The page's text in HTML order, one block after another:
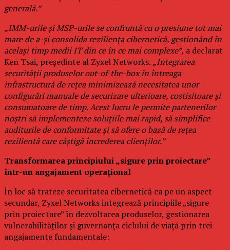
generală.”
„IMM-urile și MSP-urile se confruntă cu o presiune tot mai
mare de a-și consolida reziliența cibernetică, gestionând în
același timp medii IT din ce în ce mai complexe”, a declarat
Ken Tsai, președinte al Zyxel Networks. „Integrarea
securității produselor out-of-the-box în întreaga
infrastructură de rețea minimizează necesitatea unor
configurări manuale de securizare ulterioare, costisitoare și
consumatoare de timp. Acest lucru le permite partenerilor
noștri să implementeze soluțiile mai rapid, să simplifice
auditurile de conformitate și să ofere o bază de rețea
rezilientă care câștigă încrederea clienților.”
Transformarea principiului „sigure prin proiectare”
într-un angajament operațional
În loc să trateze securitatea cibernetică ca pe un aspect
secundar, Zyxel Networks integrează principiile „sigure
prin proiectare” în dezvoltarea produselor, gestionarea
vulnerabilităților și guvernanța ciclului de viață prin trei
angajamente fundamentale: